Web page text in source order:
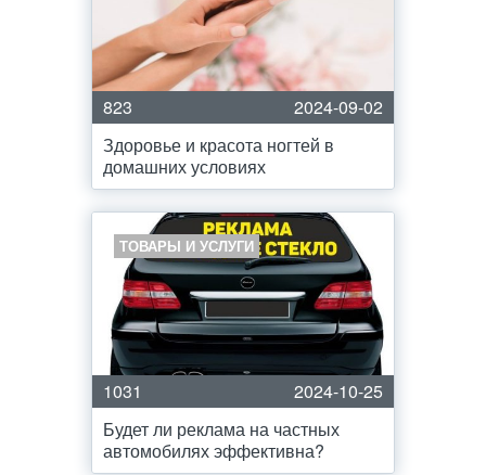
823
2024-09-02
Здоровье и красота ногтей в
домашних условиях
ТОВАРЫ И УСЛУГИ
1031
2024-10-25
Будет ли реклама на частных
автомобилях эффективна?